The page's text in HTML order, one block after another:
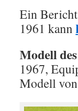
Ein
1961 kann
Modell
1967,
Modell